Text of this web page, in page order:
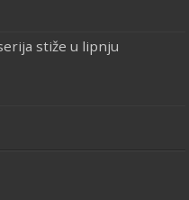
stiže u lipnju